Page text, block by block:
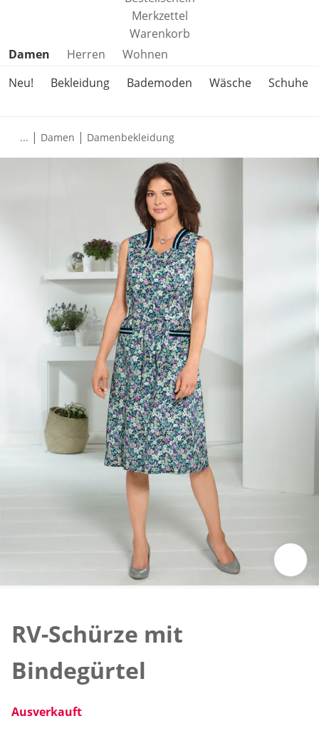
Merkzettel
Warenkorb
Produktkategorien überspringen
Damen Herren
Wohnen
Neu!
Bekleidung Bademoden Wäsche Schuhe
... | Damen | Damenbekleidung
RV-Schürze mit
Bindegürtel
Ausverkauft